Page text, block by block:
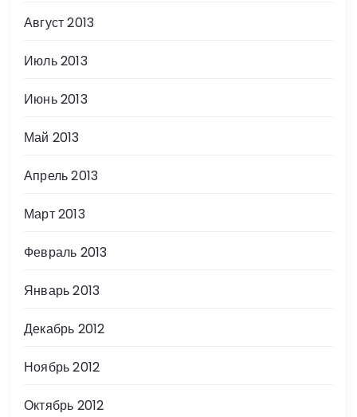
Август 2013
Июль 2013
Июнь 2013
Май 2013
Апрель 2013
Март 2013
Февраль 2013
Январь 2013
Декабрь 2012
Ноябрь 2012
Октябрь 2012